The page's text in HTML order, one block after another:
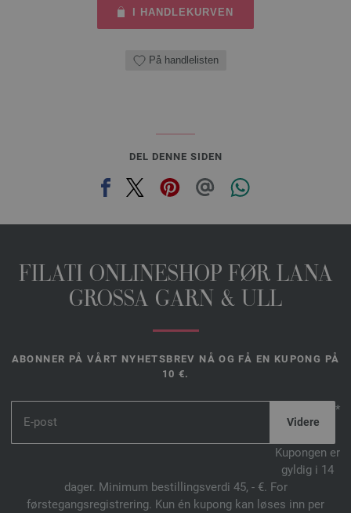
I HANDLEKURVEN
På handlelisten
DEL DENNE SIDEN
FILATI ONLINESHOP FØR LANA
GROSSA GARN & ULL
ABONNER PÅ VÅRT NYHETSBREV NÅ OG FÅ EN KUPONG PÅ
10 €.
*
Kupongen er
gyldig i 14
dager. Minimum bestillingsverdi 45, - €. For
førstegangsregistrering. Kun én kupong kan løses inn per